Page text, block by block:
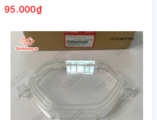
95.000₫